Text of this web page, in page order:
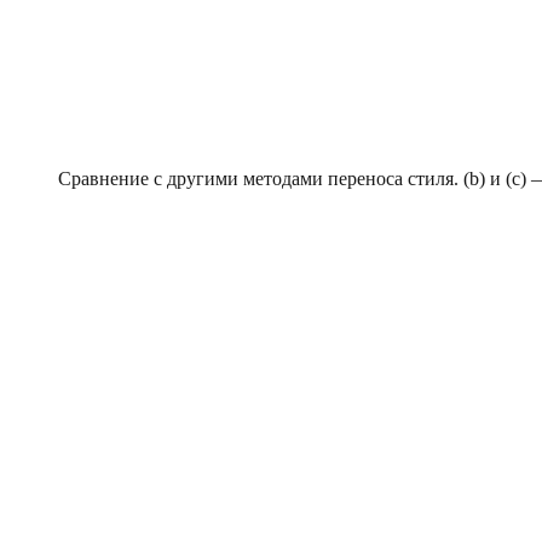
Сравнение с другими методами переноса стиля. (b) и